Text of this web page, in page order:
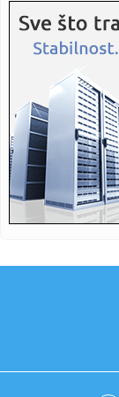
11:25:
"Vu...
11:22:
Ormuskom
11:19:Vučić
Pa...
11:19:
isteka u...
11:15:Neil
‘Second